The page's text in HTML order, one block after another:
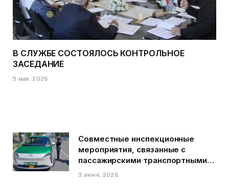
В СЛУЖБЕ СОСТОЯЛОСЬ КОНТРОЛЬНОЕ
ЗАСЕДАНИЕ
5 мая, 2026
Совместные инспекционные
мероприятия, связанные с
пассажирскими транспортными
средствами на территории
3 июня, 2026